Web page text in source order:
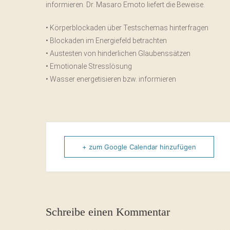
informieren. Dr. Masaro Emoto liefert die Beweise.
• Körperblockaden über Testschemas hinterfragen
• Blockaden im Energiefeld betrachten
• Austesten von hinderlichen Glaubenssätzen
• Emotionale Stresslösung
• Wasser energetisieren bzw. informieren
+ zum Google Calendar hinzufügen
Schreibe einen Kommentar